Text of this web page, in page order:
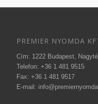
PREMIER NYOMDA
Cím: 1222 Budapest,
Telefon: +36 1 481 9515
Fax: +36 1 481 9517
E-mail: